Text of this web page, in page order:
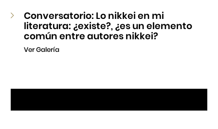
Conversatorio: Lo nikkei en mi
literatura: ¿existe?, ¿es un elemento
común entre autores nikkei?
Ver Galería